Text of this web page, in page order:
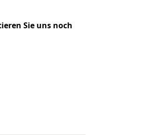
Sie uns noch